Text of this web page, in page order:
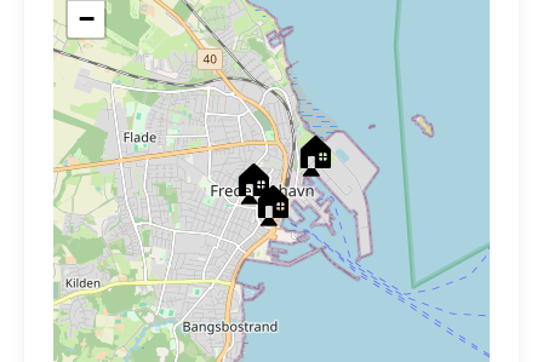
🏠
🏠 🏠
−